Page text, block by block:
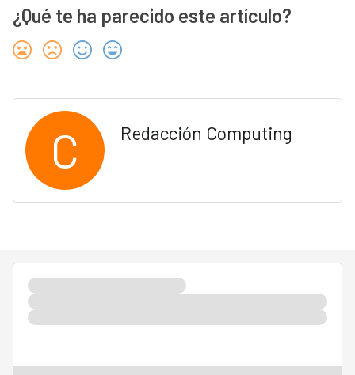
¿Qué te ha parecido este artículo?
C Redacción Computing